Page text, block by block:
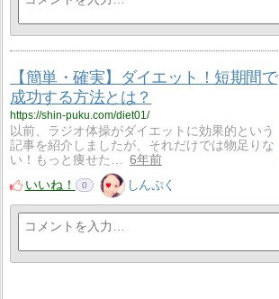
【簡単・確実】ダイエット！短期間で
成功する方法とは？
https://shin-puku.com/diet01/
以前、ラジオ体操がダイエットに効果的という
記事を紹介しましたが、それだけでは物足りな
い！もっと痩せた…
6年前
いいね！
0 しんぷく